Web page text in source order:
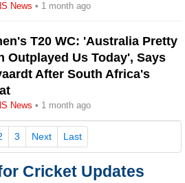
News • 1 month ago
T20 WC: 'Australia Pretty
Outplayed Us Today', Says
After South Africa's
News • 1 month ago
3 Next Last
Cricket Updates